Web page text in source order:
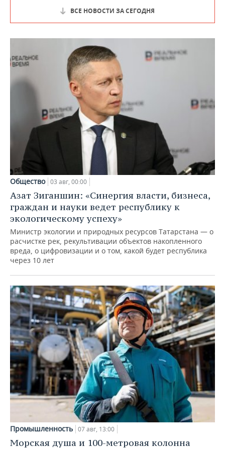
ВСЕ НОВОСТИ ЗА СЕГОДНЯ
Общество 03 авг, 00:00
Азат Зиганшин: «Синергия власти, бизнеса,
граждан и науки ведет республику к
экологическому успеху»
Министр экологии и природных ресурсов Татарстана — о
расчистке рек, рекультивации объектов накопленного
вреда, о цифровизации и о том, какой будет республика
через 10 лет
Промышленность 07 авг, 13:00
Морская душа и 100-метровая колонна